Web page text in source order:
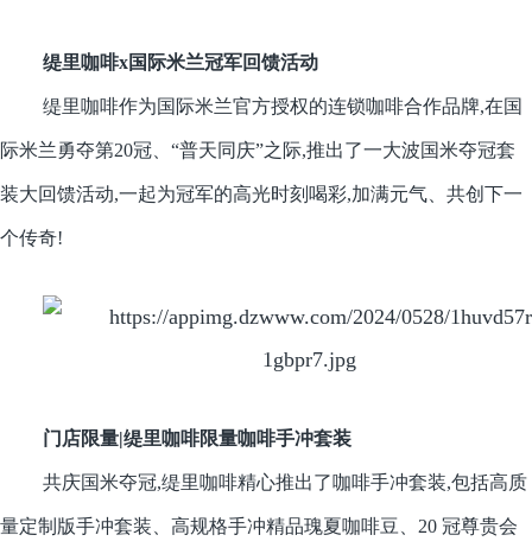
缇里咖啡x国际米兰冠军回馈活动
缇里咖啡作为国际米兰官方授权的连锁咖啡合作品牌,在国
际米兰勇夺第20冠、“普天同庆”之际,推出了一大波国米夺冠套
装大回馈活动,一起为冠军的高光时刻喝彩,加满元气、共创下一
个传奇!
门店限量|缇里咖啡限量咖啡手冲套装
共庆国米夺冠,缇里咖啡精心推出了咖啡手冲套装,包括高质
量定制版手冲套装、高规格手冲精品瑰夏咖啡豆、20 冠尊贵会